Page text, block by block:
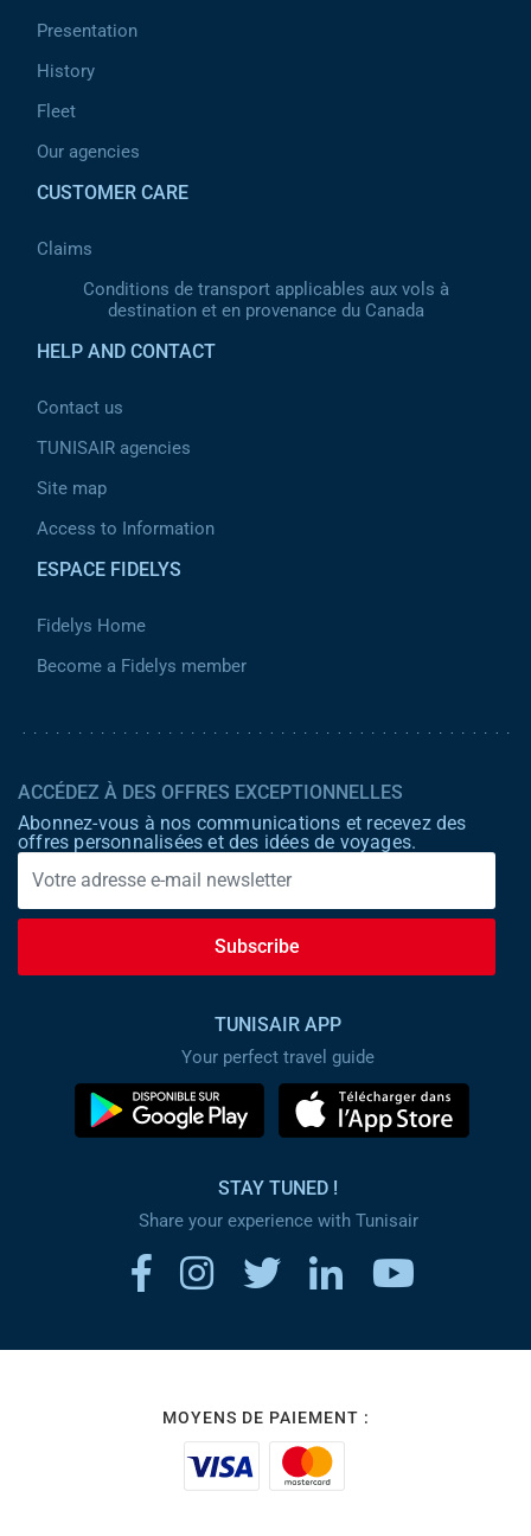
Presentation
History
Fleet
Our agencies
CUSTOMER CARE
Claims
Conditions de transport applicables aux vols à
destination et en provenance du Canada
HELP AND CONTACT
Contact us
TUNISAIR agencies
Site map
Access to Information
ESPACE FIDELYS
Fidelys Home
Become a Fidelys member
ACCÉDEZ À DES OFFRES EXCEPTIONNELLES
Abonnez-vous à nos communications et recevez des
offres personnalisées et des idées de voyages.
Subscribe
TUNISAIR APP
Your perfect travel guide
STAY TUNED !
Share your experience with Tunisair
MOYENS DE PAIEMENT :